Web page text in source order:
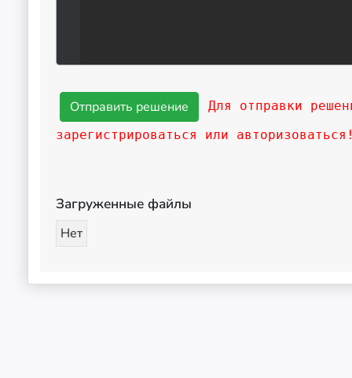
Для отправки
зарегистрироваться или
Загруженные файлы
Нет